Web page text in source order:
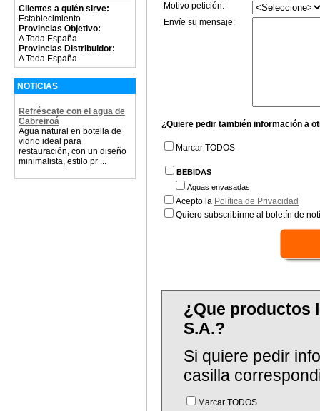
Clientes a quién sirve:
Establecimiento
Provincias Objetivo:
A Toda España
Provincias Distribuidor:
A Toda España
NOTICIAS
Refréscate con el agua de
Cabreiroá
Agua natural en botella de
vidrio ideal para
restauración, con un diseño
minimalista, estilo pr ...
Motivo petición:
Envíe su mensaje:
¿Quiere pedir también información a
Marcar TODOS
BEBIDAS
Aguas envasadas
Acepto la Política de Privacidad
Quiero subscribirme al boletín de
¿Que productos
S.A.?
Si quiere pedir
casilla
Marcar TODOS